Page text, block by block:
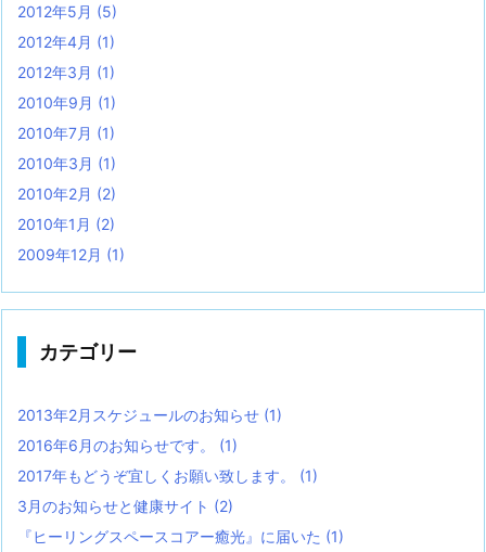
2012年5月 (5)
2012年4月 (1)
2012年3月 (1)
2010年9月 (1)
2010年7月 (1)
2010年3月 (1)
2010年2月 (2)
2010年1月 (2)
2009年12月 (1)
カテゴリー
2013年2月スケジュールのお知らせ (1)
2016年6月のお知らせです。 (1)
2017年もどうぞ宜しくお願い致します。 (1)
3月のお知らせと健康サイト (2)
『ヒーリングスペースコアー癒光』に届いた (1)